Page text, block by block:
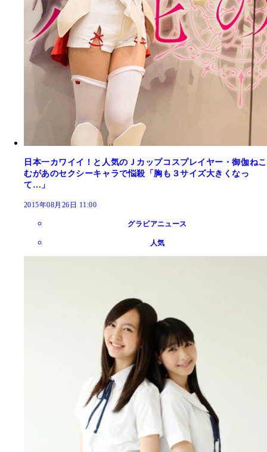
日本一カワイイ！と人気のＪカップコスプレイヤー・御伽ねこ
むがあのセクシーキャラで悩殺「胸も３サイズ大きくなっ
て…」
2015年08月26日 11:00
グラビアニュース
人気